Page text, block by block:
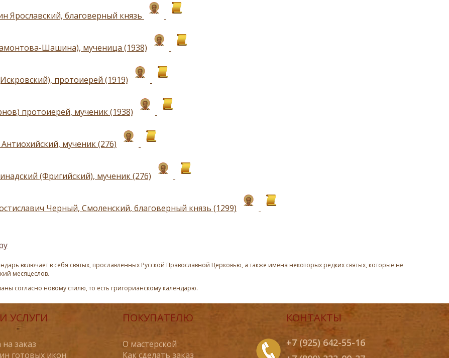
Ярославский, благоверный князь
Шашина), мученица (1938)
протоиерей (1919)
протоиерей, мученик (1938)
мученик (276)
(Фригийский), мученик (276)
Черный, Смоленский, благоверный князь (1299)
включает в себя святых, прославленных Русской Православной Церковью, а также имена некоторых редких святых, которые не
месяцеслов.
согласно новому стилю, то есть григорианскому календарю.
УСЛУГИ
заказ
готовых икон
ПОКУПАТЕЛЮ
О мастерской
Как сделать заказ
КОНТАКТЫ
+7 (925) 642-55-16